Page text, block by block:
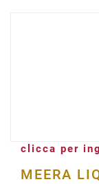
clicca per
MEERA